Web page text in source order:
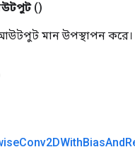
()
মান উপস্থাপন করে।
Conv2DWithBiasAnd